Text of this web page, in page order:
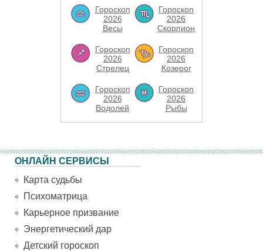
Гороскоп
2026
Весы
Гороскоп
2026
Скорпион
Гороскоп
2026
Стрелец
Гороскоп
2026
Козерог
Гороскоп
2026
Водолей
Гороскоп
2026
Рыбы
ОНЛАЙН СЕРВИСЫ
Карта судьбы
Психоматрица
Карьерное призвание
Энергетический дар
Детский гороскоп